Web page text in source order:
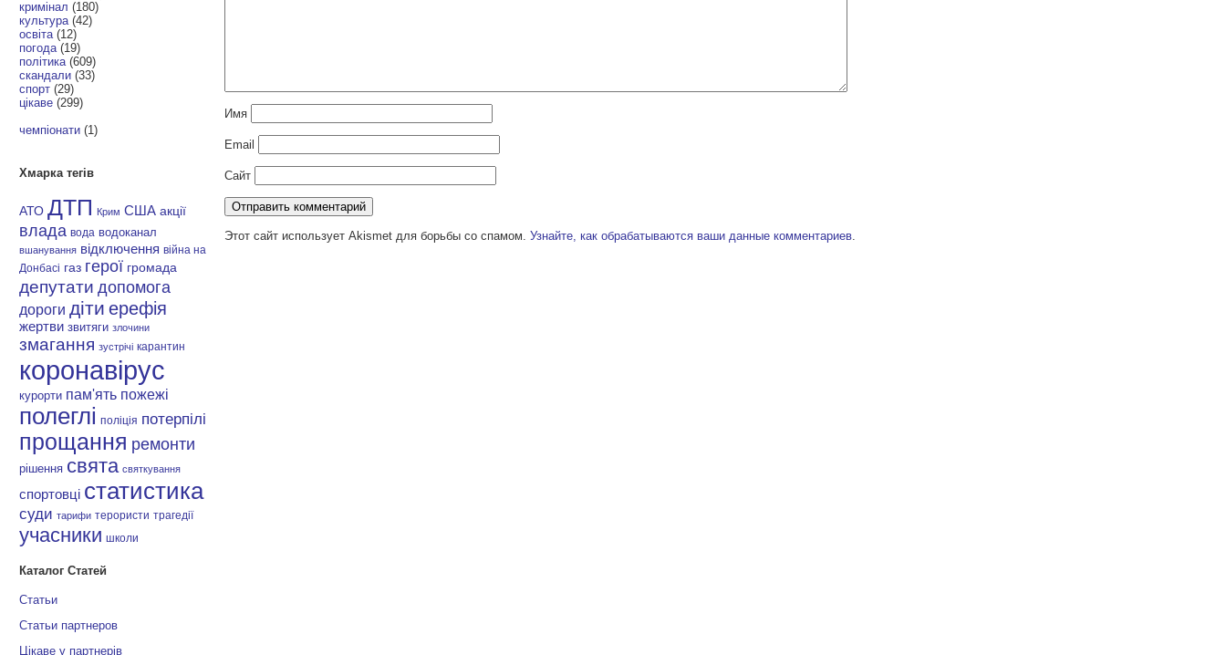
кримінал (180)
культура (42)
освіта (12)
погода (19)
політика (609)
скандали (33)
спорт (29)
цікаве (299)
чемпіонати (1)
Хмарка тегів
АТО ДТП Крим США акції
влада вода водоканал
вшанування відключення війна на
Донбасі газ герої громада
депутати допомога
дороги діти ерефія
жертви звитяги злочини
змагання зустрічі карантин
коронавірус
курорти пам'ять пожежі
полеглі поліція потерпілі
прощання ремонти
рішення свята святкування
спортовці статистика
суди тарифи терористи трагедії
учасники школи
Каталог Статей
Статьи
Статьи партнеров
Цікаве у партнерів
Имя
Email
Сайт
Этот сайт использует Akismet для борьбы со спамом.Узнайте, как обрабатываются ваши данные комментариев